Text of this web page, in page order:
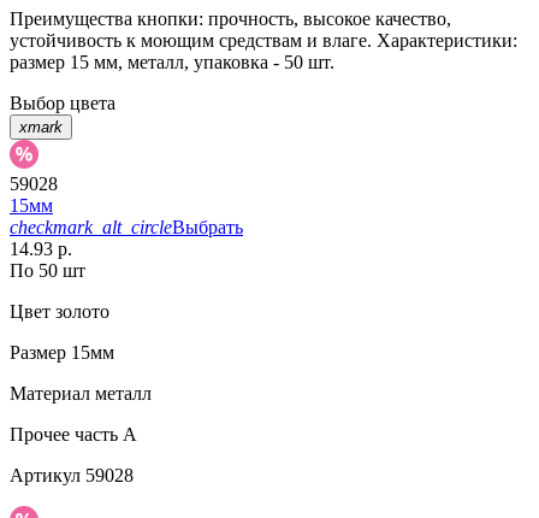
Преимущества кнопки: прочность, высокое качество,
устойчивость к моющим средствам и влаге. Характеристики:
размер 15 мм, металл, упаковка - 50 шт.
Выбор цвета
xmark
59028
15мм
checkmark_alt_circleВыбрать
14.93 р.
По 50 шт
Цвет золото
Размер 15мм
Материал металл
Прочее часть A
Артикул 59028